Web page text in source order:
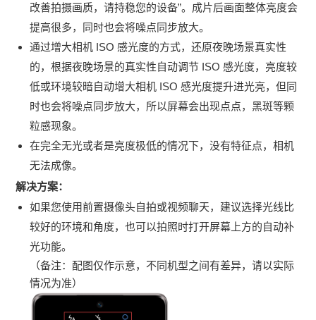
改善拍摄画质，请持稳您的设备”。成片后画面整体亮度会
提高很多，同时也会将噪点同步放大。
通过增大相机 ISO 感光度的方式，还原夜晚场景真实性
的，根据夜晚场景的真实性自动调节 ISO 感光度，亮度较
低或环境较暗自动增大相机 ISO 感光度提升进光亮，但同
时也会将噪点同步放大，所以屏幕会出现点点，黑斑等颗
粒感现象。
在完全无光或者是亮度极低的情况下，没有特征点，相机
无法成像。
解决方案：
如果您使用前置摄像头自拍或视频聊天，建议选择光线比
较好的环境和角度，也可以拍照时打开屏幕上方的自动补
光功能。
（备注：配图仅作示意，不同机型之间有差异，请以实际
情况为准）